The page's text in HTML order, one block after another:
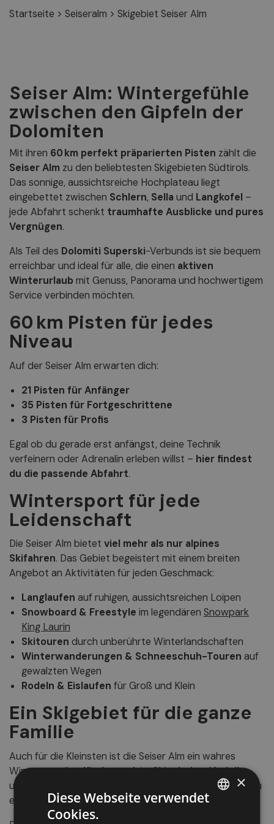
Startseite > Seiseralm > Skigebiet Seiser Alm
Seiser Alm: Wintergefühle
zwischen den Gipfeln der
Dolomiten
Mit ihren 60 km perfekt präparierten Pisten zählt die
Seiser Alm zu den beliebtesten Skigebieten Südtirols.
Das sonnige, aussichtsreiche Hochplateau liegt
eingebettet zwischen Schlern, Sella und Langkofel –
jede Abfahrt schenkt traumhafte Ausblicke und pures
Vergnügen.
Als Teil des Dolomiti Superski-Verbunds ist sie bequem
erreichbar und ideal für alle, die einen aktiven
Winterurlaub mit Genuss, Panorama und hochwertigem
Service verbinden möchten.
60 km Pisten für jedes
Niveau
Auf der Seiser Alm erwarten dich:
21 Pisten für Anfänger
35 Pisten für Fortgeschrittene
3 Pisten für Profis
Egal ob du gerade erst anfängst, deine Technik
verfeinern oder Adrenalin erleben willst – hier findest
du die passende Abfahrt.
Wintersport für jede
Leidenschaft
Die Seiser Alm bietet viel mehr als nur alpines
Skifahren. Das Gebiet begeistert mit einem breiten
Angebot an Aktivitäten für jeden Geschmack:
Langlaufen auf ruhigen, aussichtsreichen Loipen
Snowboard & Freestyle im legendären Snowpark
King Laurin
Skitouren durch unberührte Winterlandschaften
Winterwanderungen & Schneeschuh-Touren auf
gewalzten Wegen
Rodeln & Eislaufen für Groß und Klein
Ein Skigebiet für die ganze
Familie
Auch für die Kleinsten ist die Seiser Alm ein wahres
Winterparadies.Kindgerechte Skischulen,Verleihe
und
machen jeden Tag zu
einem besonderen Erlebnis.
×
Diese Webseite verwendet
Cookies.